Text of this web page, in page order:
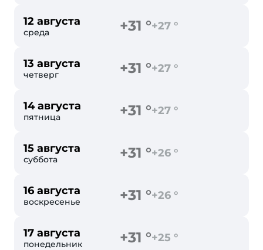
12 августа
среда +31 °+27 °
13 августа
четверг +31 °+27 °
14 августа
пятница +31 °+27 °
15 августа
суббота +31 °+26 °
16 августа
воскресенье +31 °+26 °
17 августа
понедельник +31 °+25 °